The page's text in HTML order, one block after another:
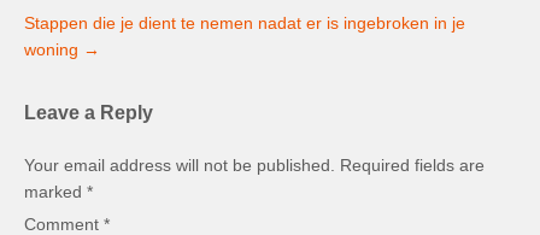
Stappen die je dient te nemen nadat er is ingebroken in je
woning →
Leave a Reply
Your email address will not be published.
Required fields are
marked *
Comment *